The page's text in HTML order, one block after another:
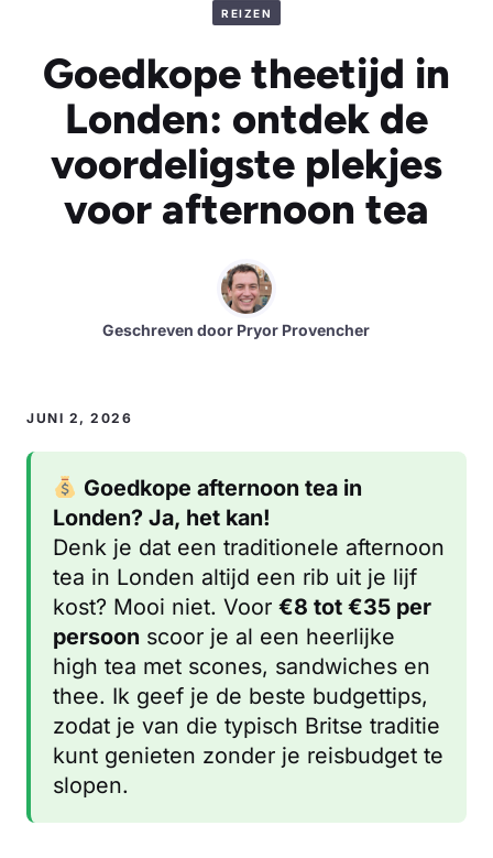
REIZEN
Goedkope theetijd in
Londen: ontdek de
voordeligste plekjes
voor afternoon tea
Geschreven door Pryor Provencher
JUNI 2, 2026
Goedkope afternoon tea in
Londen? Ja, het kan!
Denk je dat een traditionele afternoon
tea in Londen altijd een rib uit je lijf
kost? Mooi niet. Voor €8 tot €35 per
persoon scoor je al een heerlijke
high tea met scones, sandwiches en
thee. Ik geef je de beste budgettips,
zodat je van die typisch Britse traditie
kunt genieten zonder je reisbudget te
slopen.